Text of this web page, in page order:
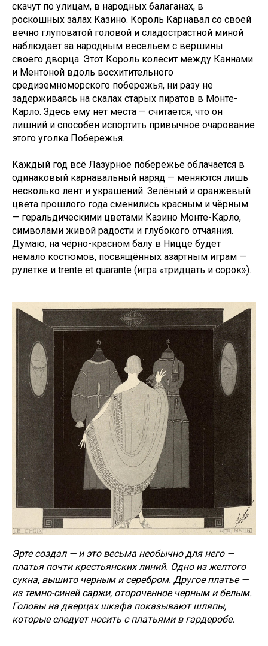
скачут по улицам, в народных балаганах, в
роскошных залах Казино. Король Карнавал со своей
вечно глуповатой головой и сладострастной миной
наблюдает за народным весельем с вершины
своего дворца. Этот Король колесит между Каннами
и Ментоной вдоль восхитительного
средиземноморского побережья, ни разу не
задерживаясь на скалах старых пиратов в Монте-
Карло. Здесь ему нет места — считается, что он
лишний и способен испортить привычное очарование
этого уголка Побережья.
Каждый год всё Лазурное побережье облачается в
одинаковый карнавальный наряд — меняются лишь
несколько лент и украшений. Зелёный и оранжевый
цвета прошлого года сменились красным и чёрным
— геральдическими цветами Казино Монте-Карло,
символами живой радости и глубокого отчаяния.
Думаю, на чёрно-красном балу в Ницце будет
немало костюмов, посвящённых азартным играм —
рулетке и trente et quarante (игра «тридцать и сорок»).
Эрте создал — и это весьма необычно для него —
платья почти крестьянских линий. Одно из желтого
сукна, вышито черным и серебром. Другое платье —
из темно-синей саржи, отороченное черным и белым.
Головы на дверцах шкафа показывают шляпы,
которые следует носить с платьями в гардеробе.